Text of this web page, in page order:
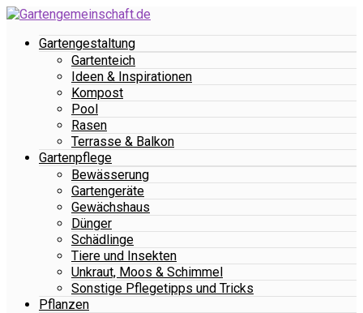
Gartengestaltung
Gartenteich
Ideen & Inspirationen
Kompost
Pool
Rasen
Terrasse & Balkon
Gartenpflege
Bewässerung
Gartengeräte
Gewächshaus
Dünger
Schädlinge
Tiere und Insekten
Unkraut, Moos & Schimmel
Sonstige Pflegetipps und Tricks
Pflanzen